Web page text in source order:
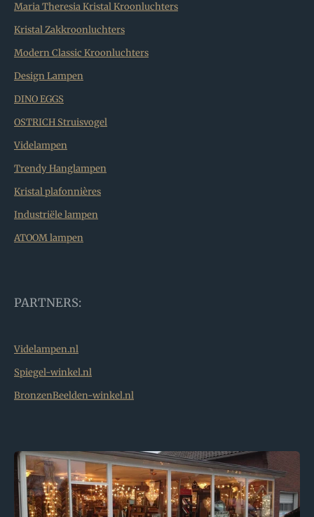
Maria Theresia Kristal Kroonluchters
Kristal Zakkroonluchters
Modern Classic Kroonluchters
Design Lampen
DINO EGGS
OSTRICH Struisvogel
Videlampen
Trendy Hanglampen
Kristal plafonnières
Industriële lampen
ATOOM lampen
PARTNERS:
Videlampen.nl
Spiegel-winkel.nl
BronzenBeelden-winkel.nl